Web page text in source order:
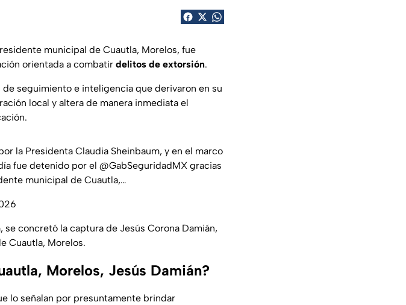
municipal de Cuautla, Morelos, fue
orientada a combatir delitos de extorsión.
seguimiento e inteligencia que derivaron en su
local y altera de manera inmediata el
la Presidenta Claudia Sheinbaum, y en el marco
fue detenido por el @GabSeguridadMX gracias
municipal de Cuautla,…
concretó la captura de Jesús Corona Damián,
Cuautla, Morelos.
Morelos, Jesús Damián?
lo señalan por presuntamente brindar